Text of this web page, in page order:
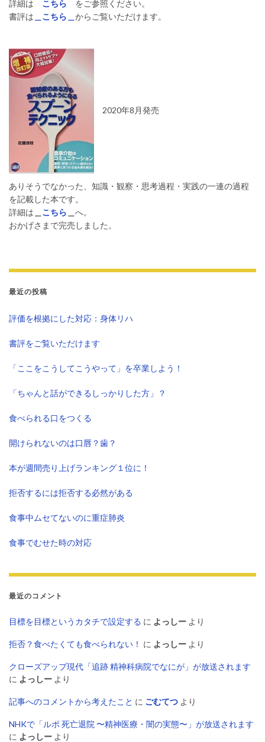
詳細は こちら
をご参照ください。
書評は ＿こちら＿ からご覧いただけます。
2020年8月発売
ありそうでなかった、知識・観察・思考過程・実践の一連の過程
を記載した本です。
詳細は
こちら
へ。
おかげさまで完売しました。
最近の投稿
評価を根拠にした対応：身体リハ
書評をご覧いただけます
「ここをこうしてこうやって」を卒業しよう！
「ちゃんと話ができるしっかりした方」？
食べられる口をつくる
開けられないのは口唇？歯？
本が週間売り上げランキング１位に！
拒否するには拒否する必然がある
食事中ムセてないのに重症肺炎
食事でむせた時の対応
最近のコメント
目標を目標というカタチで設定する に よっしー より
拒否？食べたくても食べられない！ に よっしー より
クローズアップ現代「追跡 精神科病院でなにが」が放送されます
に よっしー より
記事へのコメントから考えたこと に ごむてつ より
NHKで「ルポ 死亡退院 〜精神医療・闇の実態〜」が放送されます
に よっしー より